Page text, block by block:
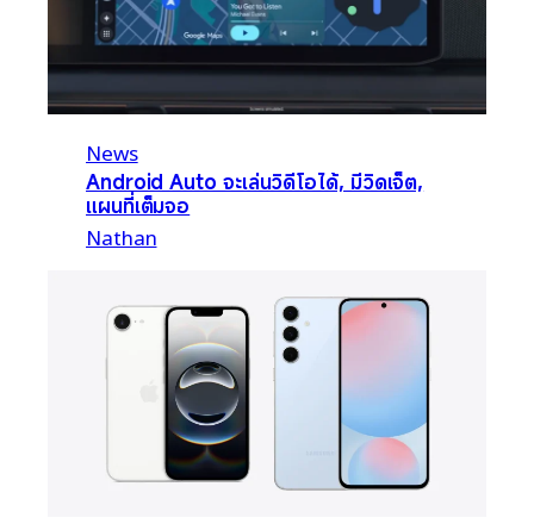
News
Android Auto จะเล่นวิดีโอได้, มีวิดเจ็ต,
แผนที่เต็มจอ
Nathan